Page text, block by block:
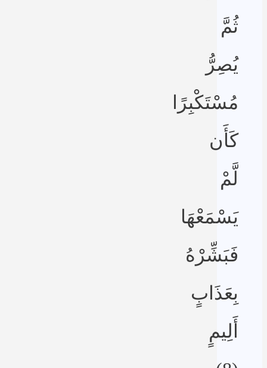
ثُمَّ
يُصِرُّ
مُسْتَكْبِرًا
كَأَن
لَّمْ
يَسْمَعْهَا
فَبَشِّرْهُ
بِعَذَابٍ
أَلِيمٍ